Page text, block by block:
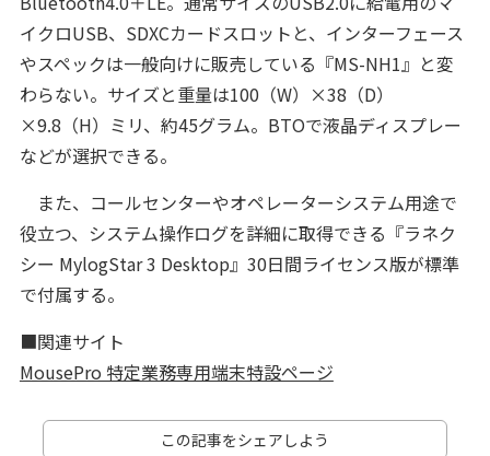
イクロUSB、SDXCカードスロットと、インターフェース
やスペックは一般向けに販売している『MS-NH1』と変
わらない。サイズと重量は100（W）×38（D）
×9.8（H）ミリ、約45グラム。BTOで液晶ディスプレー
などが選択できる。
また、コールセンターやオペレーターシステム用途で
役立つ、システム操作ログを詳細に取得できる『ラネク
シー MylogStar 3 Desktop』30日間ライセンス版が標準
で付属する。
■関連サイト
MousePro 特定業務専用端末特設ページ
この記事をシェアしよう